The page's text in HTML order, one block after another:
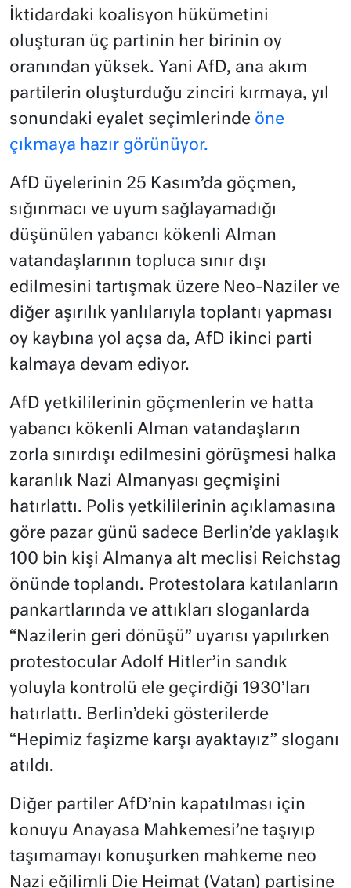
İktidardaki koalisyon hükümetini
oluşturan üç partinin her birinin oy
oranından yüksek. Yani AfD, ana akım
partilerin oluşturduğu zinciri kırmaya, yıl
sonundaki eyalet seçimlerinde öne
çıkmaya hazır görünüyor.
AfD üyelerinin 25 Kasım’da göçmen,
sığınmacı ve uyum sağlayamadığı
düşünülen yabancı kökenli Alman
vatandaşlarının topluca sınır dışı
edilmesini tartışmak üzere Neo-Naziler ve
diğer aşırılık yanlılarıyla toplantı yapması
oy kaybına yol açsa da, AfD ikinci parti
kalmaya devam ediyor.
AfD yetkililerinin göçmenlerin ve hatta
yabancı kökenli Alman vatandaşların
zorla sınırdışı edilmesini görüşmesi halka
karanlık Nazi Almanyası geçmişini
hatırlattı. Polis yetkililerinin açıklamasına
göre pazar günü sadece Berlin’de yaklaşık
100 bin kişi Almanya alt meclisi Reichstag
önünde toplandı. Protestolara katılanların
pankartlarında ve attıkları sloganlarda
“Nazilerin geri dönüşü” uyarısı yapılırken
protestocular Adolf Hitler’in sandık
yoluyla kontrolü ele geçirdiği 1930’ları
hatırlattı. Berlin’deki gösterilerde
“Hepimiz faşizme karşı ayaktayız” sloganı
atıldı.
Diğer partiler AfD’nin kapatılması için
konuyu Anayasa Mahkemesi’ne taşıyıp
taşımamayı konuşurken mahkeme neo
Nazi eğilimli Die Heimat (Vatan) partisine